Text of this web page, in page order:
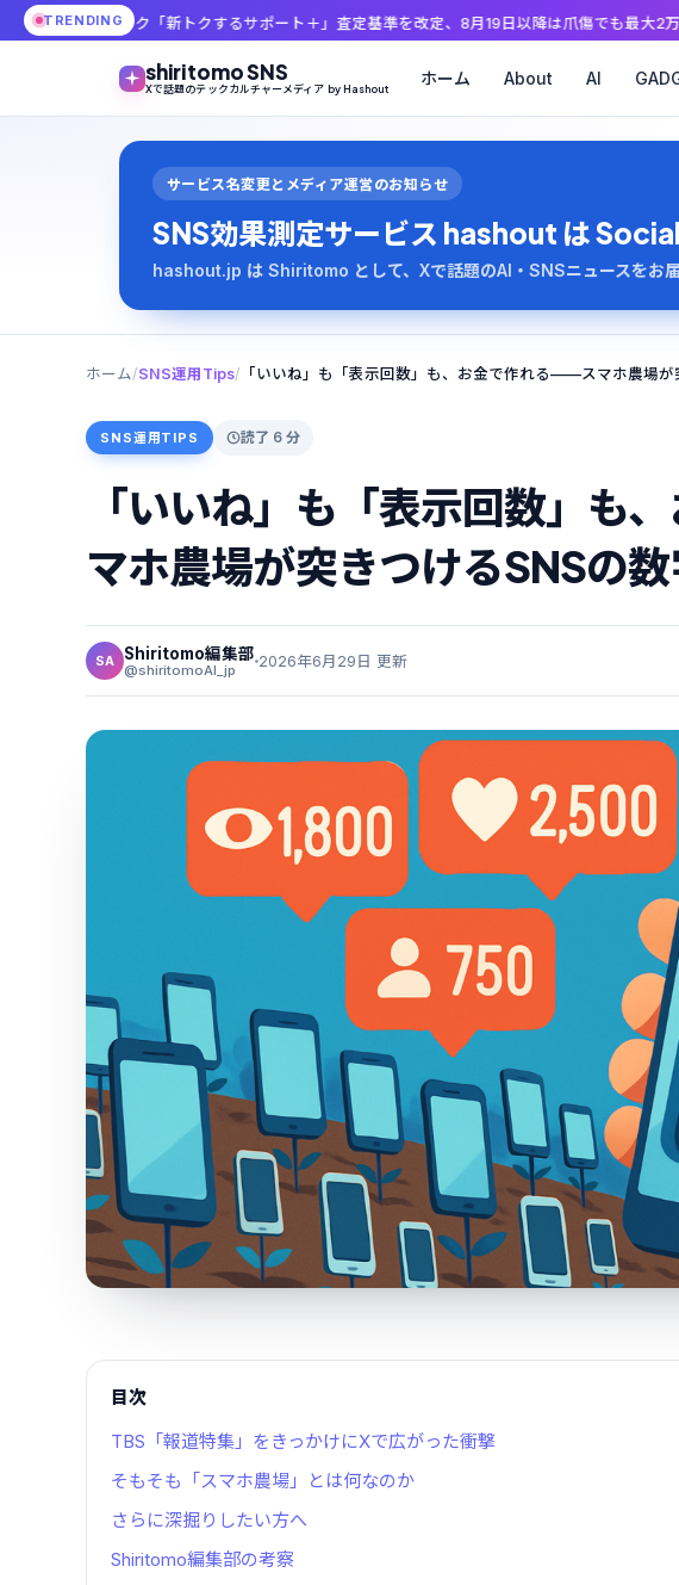
TRENDING
「新トクするサポート＋」査定基準を改定、8月19日以降は爪傷でも最大2万2000円の負担金に
shiritomo SNS
Xで話題のテックカルチャーメディア by Hashout
ホーム About AI
サービス名変更とメディア運営のお知らせ
SNS効果測定サービス hashout は
hashout.jp は Shiritomo として、Xで話題のAI・SNSニュースをお届
ホーム/SNS運用Tips/
SNS運用TIPS 読了 6 分
「いいね」も「表示回数」
マホ農場が突きつけるSNSの
SA Shiritomo編集部
@shiritomoAI_jp 2026年6月29日 更新
目次
TBS「報道特集」をきっかけにXで広がった衝撃
そもそも「スマホ農場」とは何なのか
さらに深掘りしたい方へ
Shiritomo編集部の考察